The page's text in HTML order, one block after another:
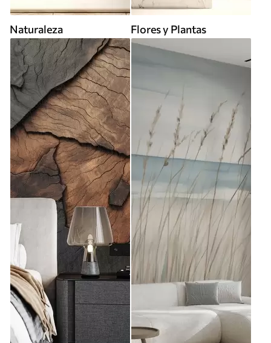
Naturaleza Flores y Plantas